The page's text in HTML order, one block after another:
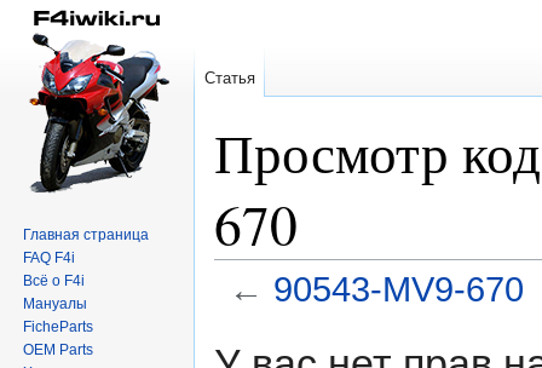
Просмотр
670
← 90543-MV9-670
Статья
Главная страница
FAQ F4i
Всё о F4i
Мануалы
FicheParts
OEM Parts